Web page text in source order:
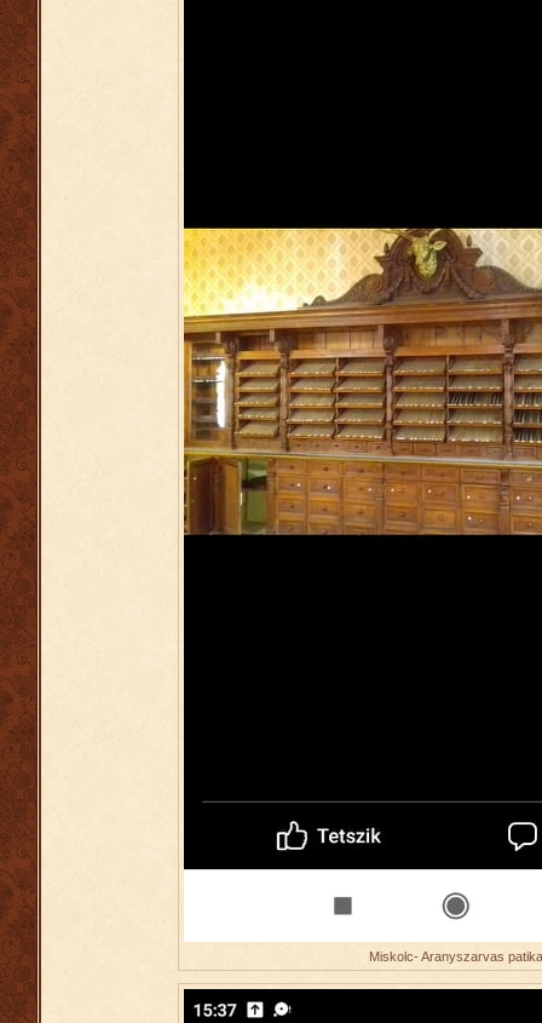
Miskolc- Aranyszarvas patika